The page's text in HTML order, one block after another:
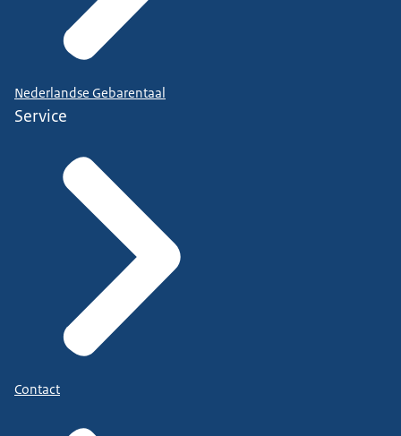
Nederlandse Gebarentaal
Service
Contact